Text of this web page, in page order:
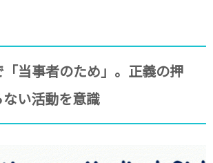
「当事者のため」。正義の押
ない活動を意識